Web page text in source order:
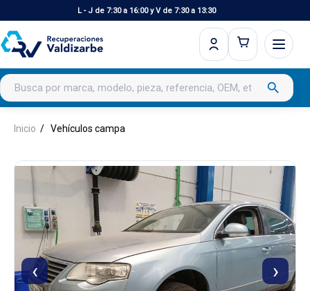
L - J de 7:30 a 16:00 y V de 7:30 a 13:30
Buscar productos search
Inicio Vehículos campa
‹ ›